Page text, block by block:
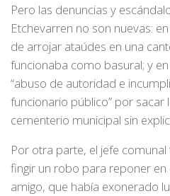
Pero las denuncias y
Etchevarren no son nuevas:
de arrojar ataúdes en una
funcionaba como basural; y
“abuso de autoridad e
funcionario público” por
cementerio municipal sin
Por otra parte, el jefe
fingir un robo para reponer en
amigo, que había exonerado